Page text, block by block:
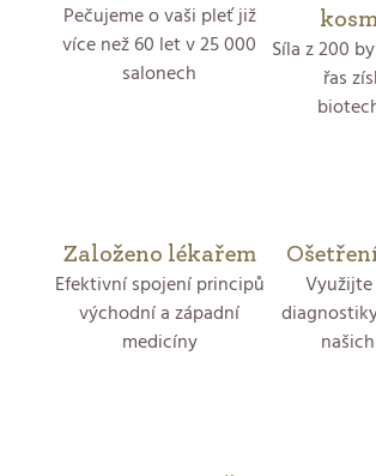
Pečujeme o vaši pleť již
více než 60 let v 25 000
salonech
Síla z 200
řas
Založeno lékařem
Efektivní spojení principů
východní a západní
medicíny